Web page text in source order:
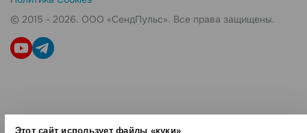
Этот сайт использует файлы «куки»
© 2015 - 2026. ООО «СендПульс». Все права защищены.